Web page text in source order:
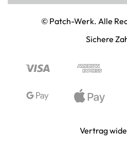
PAINTBALL & AIRSOFT
PUNISHER & SKULLS
WIKINGER &
© Patch-Werk. Alle
Sichere
Vertrag